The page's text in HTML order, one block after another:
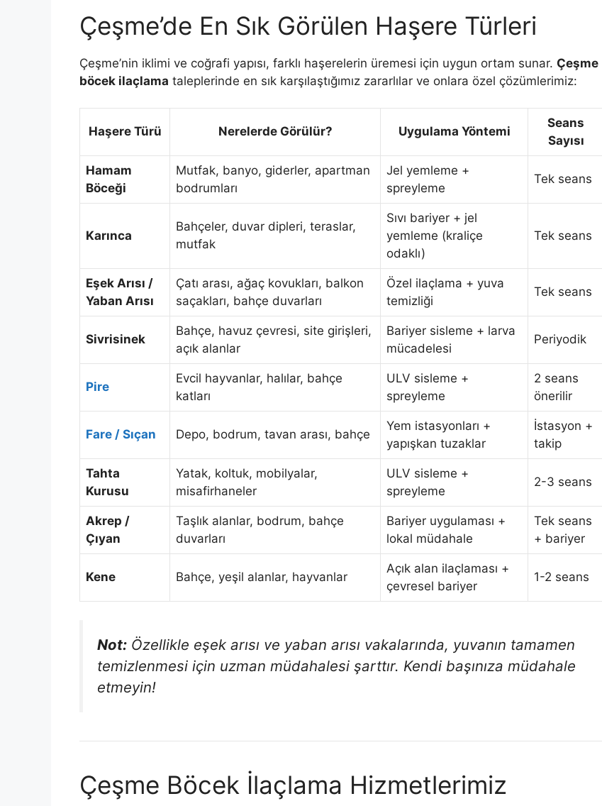
Çeşme’de En Sık Görülen Haşere Türleri
Çeşme’nin iklimi ve coğrafi yapısı, farklı haşerelerin üremesi için uygun ortam sunar. Çeşme
böcek ilaçlama taleplerinde en sık karşılaştığımız zararlılar ve onlara özel çözümlerimiz:
Haşere Türü Nerelerde Görülür? Uygulama Yöntemi
Seans
Sayısı
Hamam
Böceği
Mutfak, banyo, giderler, apartman
bodrumları
Jel yemleme +
spreyleme
Tek seans
Karınca
Bahçeler, duvar dipleri, teraslar,
mutfak
Sıvı bariyer + jel
yemleme (kraliçe
odaklı)
Tek seans
Eşek Arısı /
Yaban Arısı
Çatı arası, ağaç kovukları, balkon
saçakları, bahçe duvarları
Özel ilaçlama + yuva
temizliği
Tek seans
Sivrisinek
Bahçe, havuz çevresi, site girişleri,
açık alanlar
Bariyer sisleme + larva
mücadelesi
Periyodik
Pire
Evcil hayvanlar, halılar, bahçe
katları
ULV sisleme +
spreyleme
2 seans
önerilir
Fare / Sıçan Depo, bodrum, tavan arası, bahçe
Yem istasyonları +
yapışkan tuzaklar
İstasyon +
takip
Tahta
Kurusu
Yatak, koltuk, mobilyalar,
misafirhaneler
ULV sisleme +
spreyleme
2-3 seans
Akrep /
Çıyan
Taşlık alanlar, bodrum, bahçe
duvarları
Bariyer uygulaması +
lokal müdahale
Tek seans
+ bariyer
Kene Bahçe, yeşil alanlar, hayvanlar
Açık alan ilaçlaması +
çevresel bariyer
1-2 seans
Not: Özellikle eşek arısı ve yaban arısı vakalarında, yuvanın tamamen
temizlenmesi için uzman müdahalesi şarttır. Kendi başınıza müdahale
etmeyin!
Çeşme Böcek İlaçlama Hizmetlerimiz